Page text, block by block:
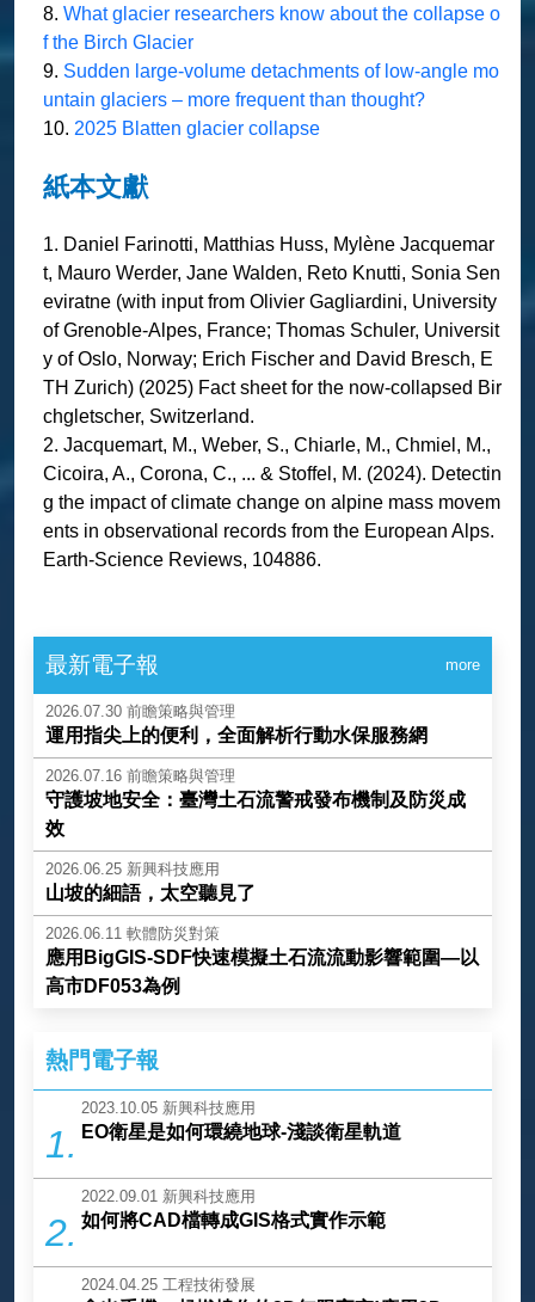
8. What glacier researchers know about the collapse o
f the Birch Glacier
9. Sudden large-volume detachments of low-angle mo
untain glaciers – more frequent than thought?
10. 2025 Blatten glacier collapse
紙本文獻
1. Daniel Farinotti, Matthias Huss, Mylène Jacquemar
t, Mauro Werder, Jane Walden, Reto Knutti, Sonia Sen
eviratne (with input from Olivier Gagliardini, University
of Grenoble-Alpes, France; Thomas Schuler, Universit
y of Oslo, Norway; Erich Fischer and David Bresch, E
TH Zurich) (2025) Fact sheet for the now-collapsed Bir
chgletscher, Switzerland.
2. Jacquemart, M., Weber, S., Chiarle, M., Chmiel, M.,
Cicoira, A., Corona, C., ... & Stoffel, M. (2024). Detectin
g the impact of climate change on alpine mass movem
ents in observational records from the European Alps.
Earth-Science Reviews, 104886.
最新電子報 more
2026.07.30 前瞻策略與管理
運用指尖上的便利，全面解析行動水保服務網
2026.07.16 前瞻策略與管理
守護坡地安全：臺灣土石流警戒發布機制及防災成
效
2026.06.25 新興科技應用
山坡的細語，太空聽見了
2026.06.11 軟體防災對策
應用BigGIS-SDF快速模擬土石流流動影響範圍—以
高市DF053為例
熱門電子報
1.
2023.10.05 新興科技應用
EO衛星是如何環繞地球-淺談衛星軌道
2.
2022.09.01 新興科技應用
如何將CAD檔轉成GIS格式實作示範
2024.04.25 工程技術發展